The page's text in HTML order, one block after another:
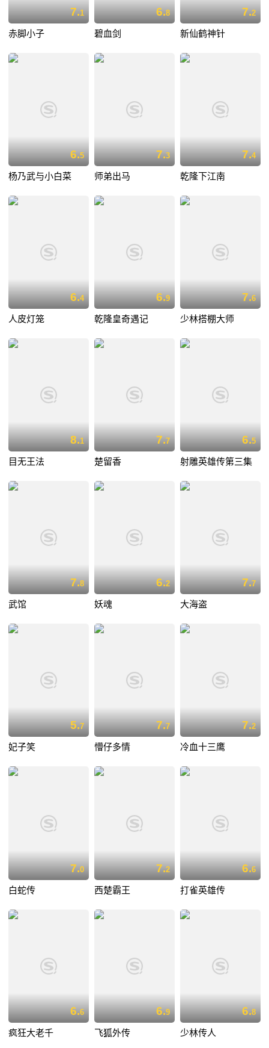
7.1
赤脚小子
6.8
碧血剑
7.2
新仙鹤神针
6.5
杨乃武与小白菜
7.3
师弟出马
7.4
乾隆下江南
6.4
人皮灯笼
6.9
乾隆皇奇遇记
7.6
少林搭棚大师
8.1
目无王法
7.7
楚留香
6.5
射雕英雄传第三集
7.8
武馆
6.2
妖魂
7.7
大海盗
5.7
妃子笑
7.7
懵仔多情
7.2
冷血十三鹰
7.0
白蛇传
7.2
西楚霸王
6.6
打雀英雄传
6.6
疯狂大老千
6.9
飞狐外传
6.8
少林传人